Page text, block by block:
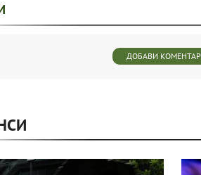
ДОБАВИ КОМЕНТАР